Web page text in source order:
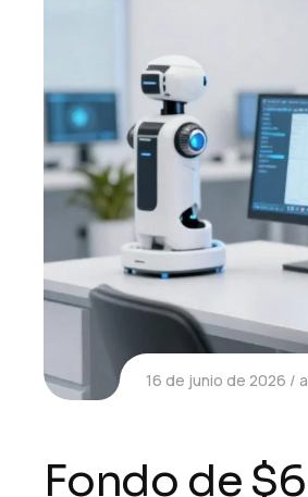
16 de junio de 2026
Fondo de